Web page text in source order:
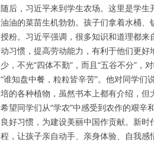
随后，习近平来到学生农场。这里是学
油油的菜苗生机勃勃。孩子们拿着水桶、
授粉。习近平强调，很多知识和道理都
动习惯，提高劳动能力，有利于他们更
少，不光“四体不勤”，而且“五谷不分”
“谁知盘中餐，粒粒皆辛苦”。他对同学
培的各种植物，虽然书本上都有介绍，但
希望同学们从“学农”中感受到农作的艰
良好习惯，为建设美丽中国作贡献。新
程，让孩子亲自动手、亲身体验、自我感